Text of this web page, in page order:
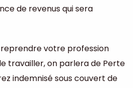
de revenus qui sera
reprendre votre profession
travailler, on parlera de Perte
indemnisé sous couvert de